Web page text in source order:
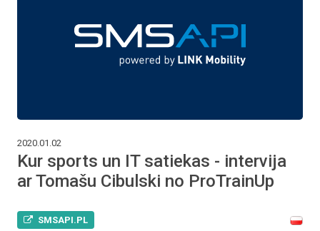
2020.01.02
Kur sports un IT satiekas - intervija
ar Tomašu Cibulski no ProTrainUp
SMSAPI.PL